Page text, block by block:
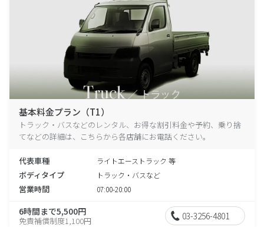
基本料金プラン（T1）
トラック・バスなどのレンタル、お得な割引料金や予約、乗り捨
てなどの詳細は、こちらから各店舗にお電話ください。
代表車種 ライトエーストラック 等
ボディタイプ トラック・バスなど
営業時間 07:00-20:00
6時間まで5,500円
免責補償制度1,100円 03-3256-4801